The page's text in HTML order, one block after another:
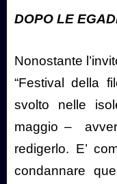
DOPO LE
Nonostante
“Festival della
svolto nelle
maggio –
redigerlo. E’
condannare